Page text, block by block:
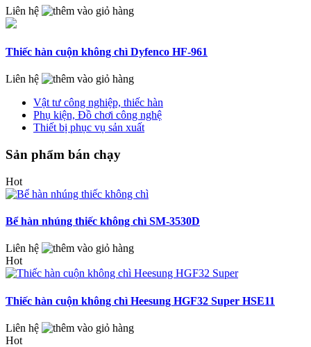
Liên hệ
Thiếc hàn cuộn không chì Dyfenco HF-961
Liên hệ
Vật tư công nghiệp, thiếc hàn
Phụ kiện, Đồ chơi công nghệ
Thiết bị phục vụ sản xuất
Sản phẩm bán chạy
Hot
Bể hàn nhúng thiếc không chì SM-3530D
Liên hệ
Hot
Thiếc hàn cuộn không chì Heesung HGF32 Super HSE11
Liên hệ
Hot